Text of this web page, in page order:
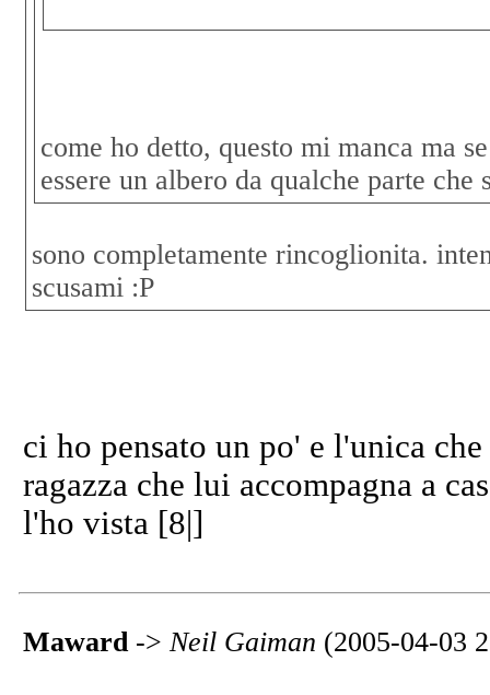
come ho detto, questo mi manca ma
essere un albero da qualche parte
sono completamente rincoglionita.
scusami :P
ci ho pensato un po' e l'unica
ragazza che lui accompagna a
l'ho vista [8|]
Maward-> Neil Gaiman (2005-04-03